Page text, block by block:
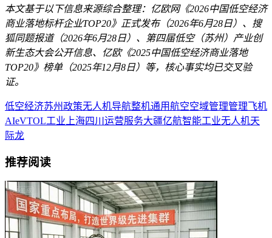
本文基于以下信息来源综合整理：亿欧网《2026中国低空经济
商业落地标杆企业TOP20》正式发布（2026年6月28日）、搜
狐同题报道（2026年6月28日）、第四届低空（苏州）产业创
新生态大会公开信息、亿欧《2025中国低空经济商业落地
TOP20》榜单（2025年12月8日）等，核心事实均已交叉验
证。
低空经济苏州政策无人机导航整机通用航空空域管理管理飞机
AIeVTOL工业 上海四川 运营服务大疆亿航智能工业无人机天
际龙
推荐阅读